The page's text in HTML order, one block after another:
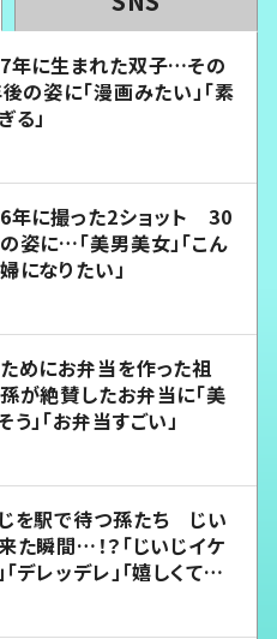
年に生まれた双子…その
の姿に「漫画みたい」「素
る」
年に撮った2ショット 30
姿に…「美男美女」「こん
になりたい」
めにお弁当を作った祖
絶賛したお弁当に「美
う」「お弁当すごい」
を駅で待つ孫たち じい
た瞬間…！？「じいじイケ
「デレッデレ」「嬉しくて可